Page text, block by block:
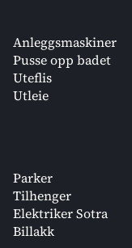
Anleggsmaskiner
Pusse opp badet
Uteflis
Utleie
Parker
Tilhenger
Elektriker Sotra
Billakk